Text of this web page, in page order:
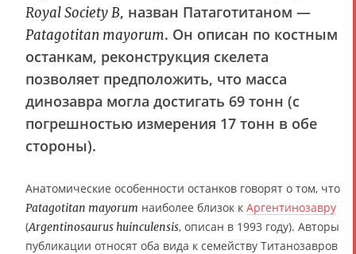
Royal Society B, назван Патаготитаном —
Patagotitan mayorum. Он описан по костным
останкам, реконструкция скелета
позволяет предположить, что масса
динозавра могла достигать 69 тонн (с
погрешностью измерения 17 тонн в обе
стороны).
Анатомические особенности останков говорят о том, что
Patagotitan mayorum наиболее близок к Аргентинозавру
(Argentinosaurus huinculensis, описан в 1993 году). Авторы
публикации относят оба вида к семейству Титанозавров